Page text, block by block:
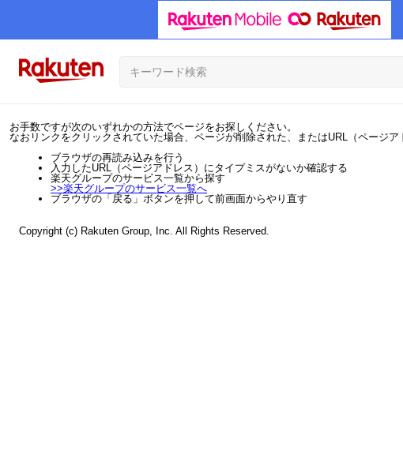
お手数ですが次のいずれかの方法でページをお探しください。
なおリンクをクリックされていた場合、ページが削除された、またはURL（ページア
ブラウザの再読み込みを行う
入力したURL（ページアドレス）にタイプミスがないか確認する
楽天グループのサービス一覧から探す
>>楽天グループのサービス一覧へ
ブラウザの「戻る」ボタンを押して前画面からやり直す
Copyright (c) Rakuten Group, Inc. All Rights Reserved.